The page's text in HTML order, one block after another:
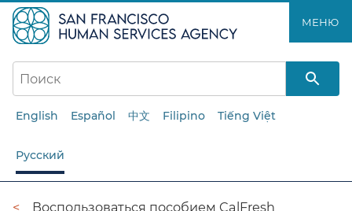
к
основному
содержанию​​
МЕНЮ​​
English Español 中文 Filipino Tiếng Việt
Русский
Воспользоваться пособием CalFresh​​